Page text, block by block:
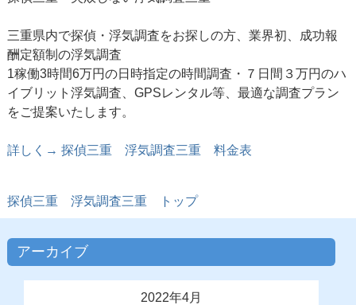
三重県内で探偵・浮気調査をお探しの方、業界初、成功報
酬定額制の浮気調査
1稼働3時間6万円の日時指定の時間調査・７日間３万円のハ
イブリット浮気調査、GPSレンタル等、最適な調査プラン
をご提案いたします。
詳しく→ 探偵三重 浮気調査三重 料金表
探偵三重浮気調査三重 トップ
アーカイブ
2022年4月